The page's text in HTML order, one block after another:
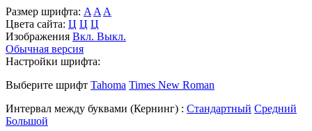
Размер шрифта: A A A
Цвета сайта: Ц Ц Ц
Изображения Вкл. Выкл.
Обычная версия
Настройки шрифта:
Выберите шрифт Tahoma Times New Roman
Интервал между буквами (Кернинг) : Стандартный Средний
Большой